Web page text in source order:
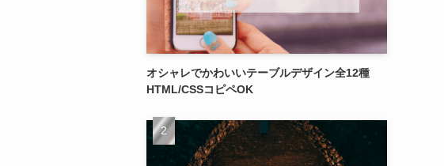
オシャレでかわいいテーブルデザイン全12種
HTML/CSSコピペOK